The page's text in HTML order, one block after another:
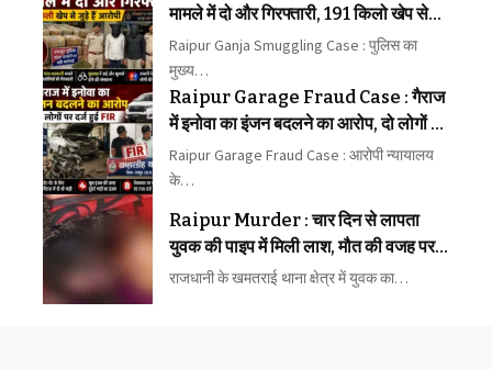
मामले में दो और गिरफ्तारी, 191 किलो खेप से
जुड़े हैं आरोपी
Raipur Ganja Smuggling Case : पुलिस का
मुख्य…
Raipur Garage Fraud Case : गैराज
में इनोवा का इंजन बदलने का आरोप, दो लोगों पर
दर्ज हुई FIR
Raipur Garage Fraud Case : आरोपी न्यायालय
के…
Raipur Murder : चार दिन से लापता
युवक की पाइप में मिली लाश, मौत की वजह पर
पुलिस की जांच तेज
राजधानी के खमतराई थाना क्षेत्र में युवक का…